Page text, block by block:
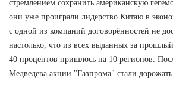
стремлением сохранить американскую
они уже проиграли лидерство Китаю в
с одной из компаний договорённостей не
настолько, что из всех выданных за
40 процентов пришлось на 10 регионов.
Медведева акции "Газпрома" стали